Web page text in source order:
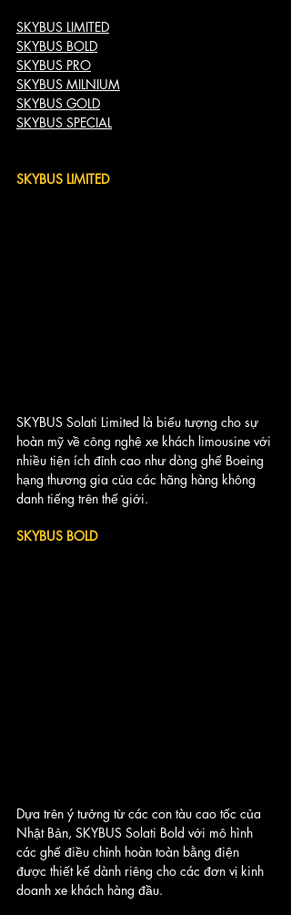
SKYBUS LIMITED
SKYBUS BOLD
SKYBUS PRO
SKYBUS MILNIUM
SKYBUS GOLD
SKYBUS SPECIAL
SKYBUS LIMITED
SKYBUS Solati Limited là biểu tượng cho sự
hoàn mỹ về công nghệ xe khách limousine với
nhiều tiện ích đỉnh cao như dòng ghế Boeing
hạng thương gia của các hãng hàng không
danh tiếng trên thế giới.
SKYBUS BOLD
Dựa trên ý tưởng từ các con tàu cao tốc của
Nhật Bản, SKYBUS Solati Bold với mô hình
các ghế điều chỉnh hoàn toàn bằng điện
được thiết kế dành riêng cho các đơn vị kinh
doanh xe khách hàng đầu.